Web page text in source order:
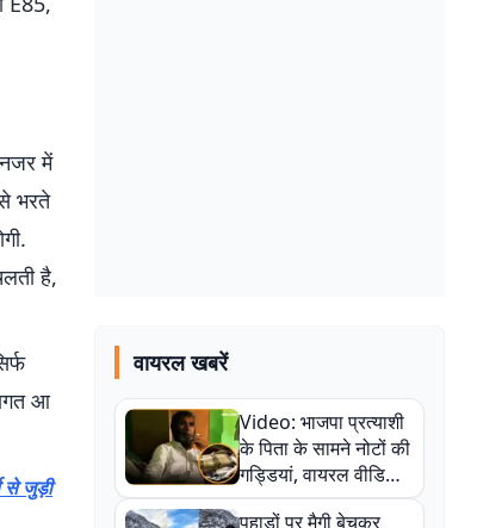
में
भरते
है,
आ
से जुड़ी
वायरल खबरें
Video: भाजपा प्रत्याशी
के पिता के सामने नोटों की
गड्डियां, वायरल वीडियो
से राजनीति में उबाल,
पहाड़ों पर मैगी बेचकर